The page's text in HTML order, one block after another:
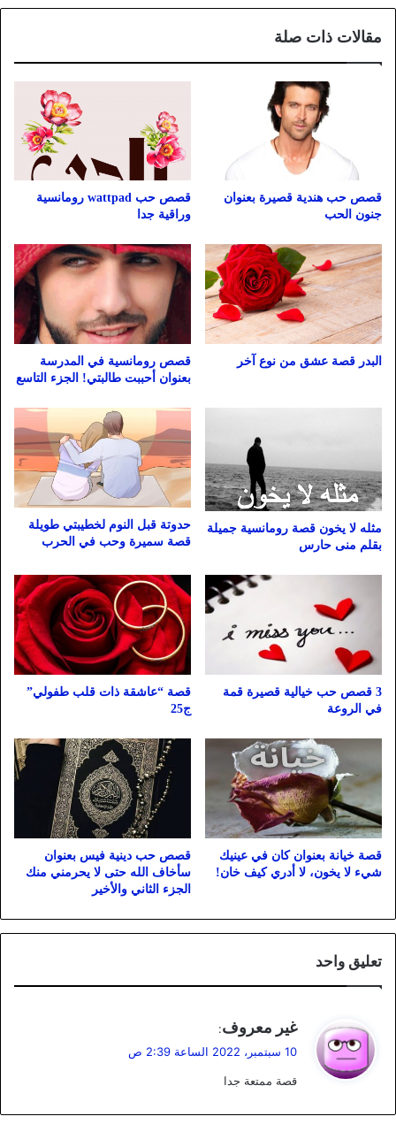
مقالات ذات صلة
قصص حب هندية قصيرة بعنوان
جنون الحب
قصص حب wattpad رومانسية
وراقية جدا
البدر قصة عشق من نوع آخر
قصص رومانسية في المدرسة
بعنوان أحببت طالبتي! الجزء التاسع
مثله لا يخون قصة رومانسية جميلة
بقلم منى حارس
حدوتة قبل النوم لخطيبتي طويلة
قصة سميرة وحب في الحرب
3 قصص حب خيالية قصيرة قمة
في الروعة
قصة “عاشقة ذات قلب طفولي”
ج25
قصة خيانة بعنوان كان في عينيك
شيء لا يخون، لا أدري كيف خان!
قصص حب دينية فيس بعنوان
سأخاف الله حتى لا يحرمني منك
الجزء الثاني والأخير
تعليق واحد
ي
ل
غير معروف:
10 سبتمبر، 2022 الساعة 2:39 ص
قصة ممتعة جدا